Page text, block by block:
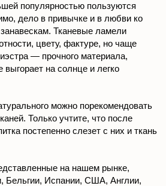
популярностью пользуются
дело в привычке и в любви ко
Тканевые ламели
цвету, фактуре, но чаще
— прочного материала,
выгорает на солнце и легко
можно порекомендовать
Только учтите, что после
постепенно слезет с них и ткань
на нашем рынке,
Бельгии, Испании, США, Англии,